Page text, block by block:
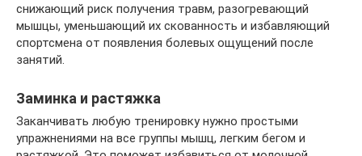
снижающий риск получения травм, разогревающий
мышцы, уменьшающий их скованность и избавляющий
спортсмена от появления болевых ощущений после
занятий.
Заминка и растяжка
Заканчивать любую тренировку нужно простыми
упражнениями на все группы мышц, легким бегом и